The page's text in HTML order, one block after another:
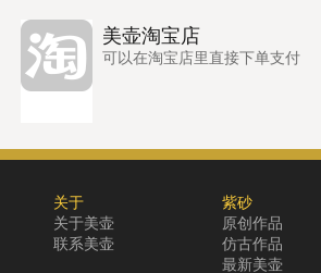
美壶淘宝店
可以在淘宝店里直接下单支付
关于
关于美壶
联系美壶
紫砂
原创作品
仿古作品
最新美壶